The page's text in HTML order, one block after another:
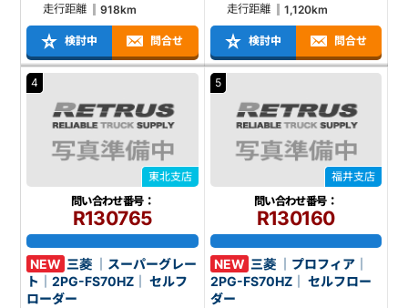
走行距離
918km
検討中 問合せ
走行距離
1,120km
検討中 問合せ
4
東北支店
問い合わせ番号：
R130765
NEW 三菱 ｜スーパーグレー
ト｜2PG-FS70HZ｜ セルフ
ローダー
5
福井支店
問い合わせ番号：
R130160
NEW 三菱 ｜プロフィア｜
2PG-FS70HZ｜ セルフロー
ダー